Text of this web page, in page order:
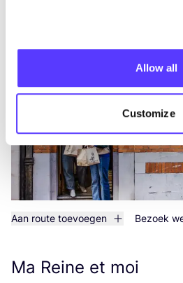
Allow all
Customize
Aan route toevoegen Bezoek
Ma Reine et moi